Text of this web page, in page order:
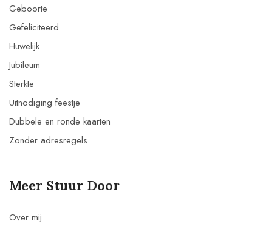
Geboorte
Gefeliciteerd
Huwelijk
Jubileum
Sterkte
Uitnodiging feestje
Dubbele en ronde kaarten
Zonder adresregels
Meer Stuur Door
Over mij